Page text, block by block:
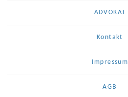
ADVOKAT
Kontakt
Impressum
AGB